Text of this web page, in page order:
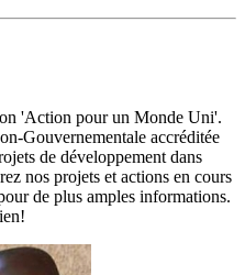
'Action pour un Monde Uni'.
Gouvernementale accréditée
de développement dans
nos projets et actions en cours
de plus amples informations.